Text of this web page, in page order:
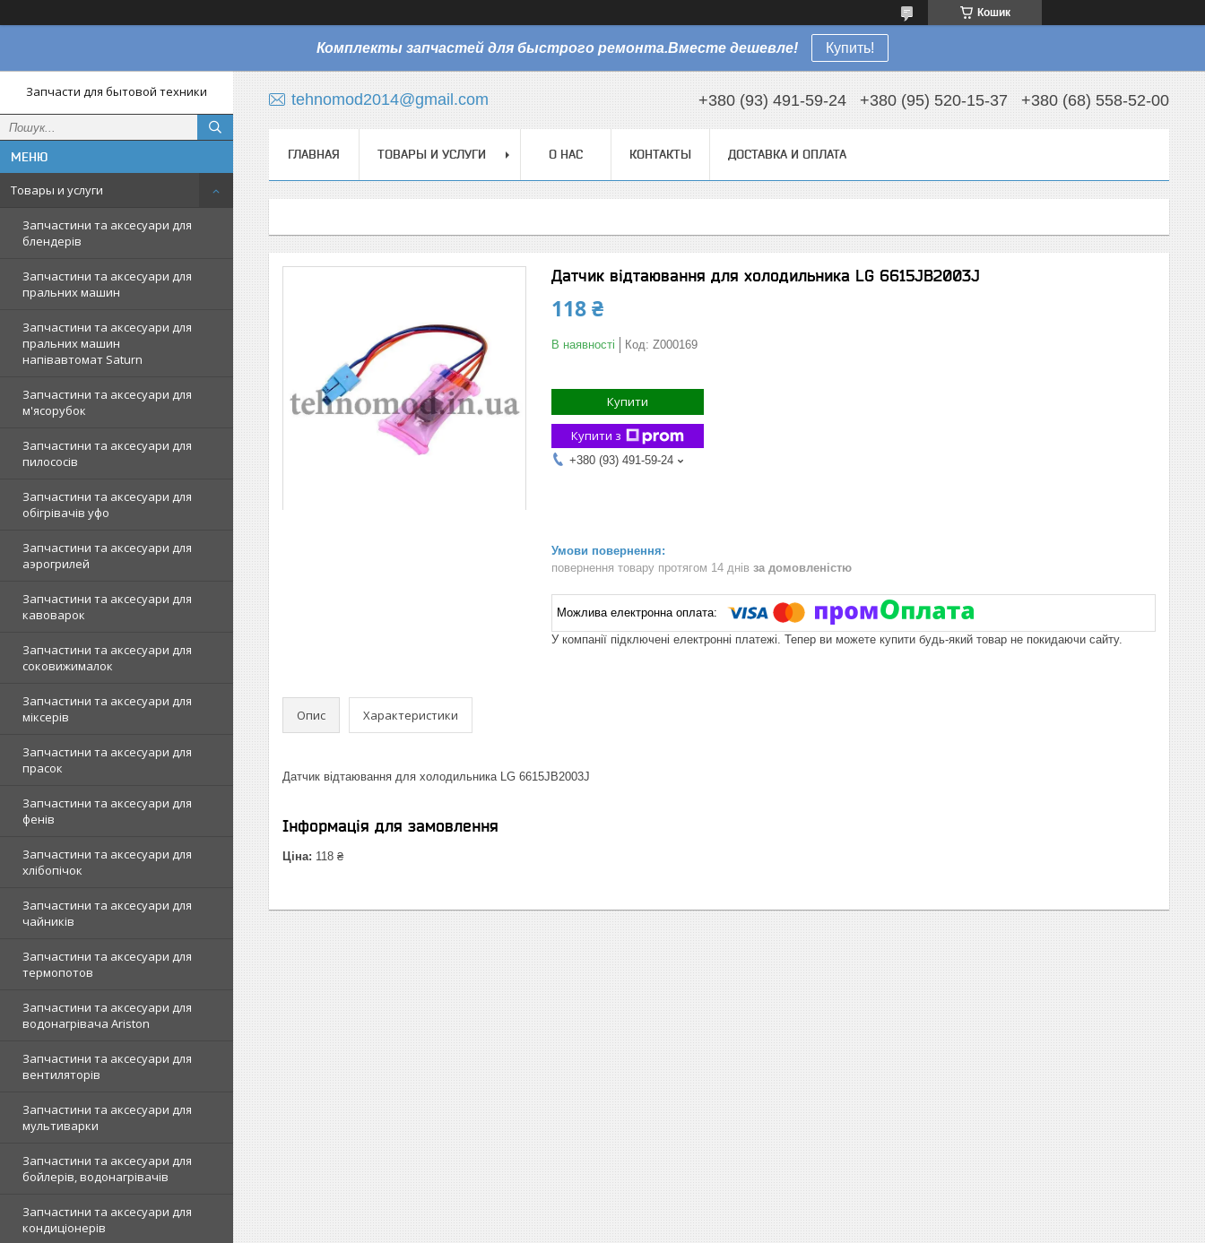
Кошик
Комплекты запчастей для быстрого ремонта.Вместе дешевле! Купить!
Запчасти для бытовой техники
Товары и услуги
Запчастини та аксесуари для
блендерів
Запчастини та аксесуари для
пральних машин
Запчастини та аксесуари для
пральних машин
напівавтомат Saturn
Запчастини та аксесуари для
м'ясорубок
Запчастини та аксесуари для
пилососів
Запчастини та аксесуари для
обігрівачів уфо
Запчастини та аксесуари для
аэрогрилей
Запчастини та аксесуари для
кавоварок
Запчастини та аксесуари для
соковижималок
Запчастини та аксесуари для
міксерів
Запчастини та аксесуари для
прасок
Запчастини та аксесуари для
фенів
Запчастини та аксесуари для
хлібопічок
Запчастини та аксесуари для
чайників
Запчастини та аксесуари для
термопотов
Запчастини та аксесуари для
водонагрівача Ariston
Запчастини та аксесуари для
вентиляторів
Запчастини та аксесуари для
мультиварки
Запчастини та аксесуари для
бойлерів, водонагрівачів
Запчастини та аксесуари для
кондиціонерів
tehnomod2014@gmail.com +380 (93) 491-59-24 +380 (95) 520-15-37 +380 (68) 558-52-00
ГЛАВНАЯ ТОВАРЫ И УСЛУГИ О НАС КОНТАКТЫ ДОСТАВКА И ОПЛАТА
Датчик відтаювання для холодильника LG 6615JB2003J
118 ₴
В наявності Код: Z000169
Купити
Купити з
+380 (93) 491-59-24
повернення товару протягом 14 днів за домовленістю
У компанії підключені електронні платежі. Тепер ви можете купити будь-який товар не покидаючи сайту.
Опис Характеристики
Датчик відтаювання для холодильника LG 6615JB2003J
Інформація для замовлення
Ціна: 118 ₴